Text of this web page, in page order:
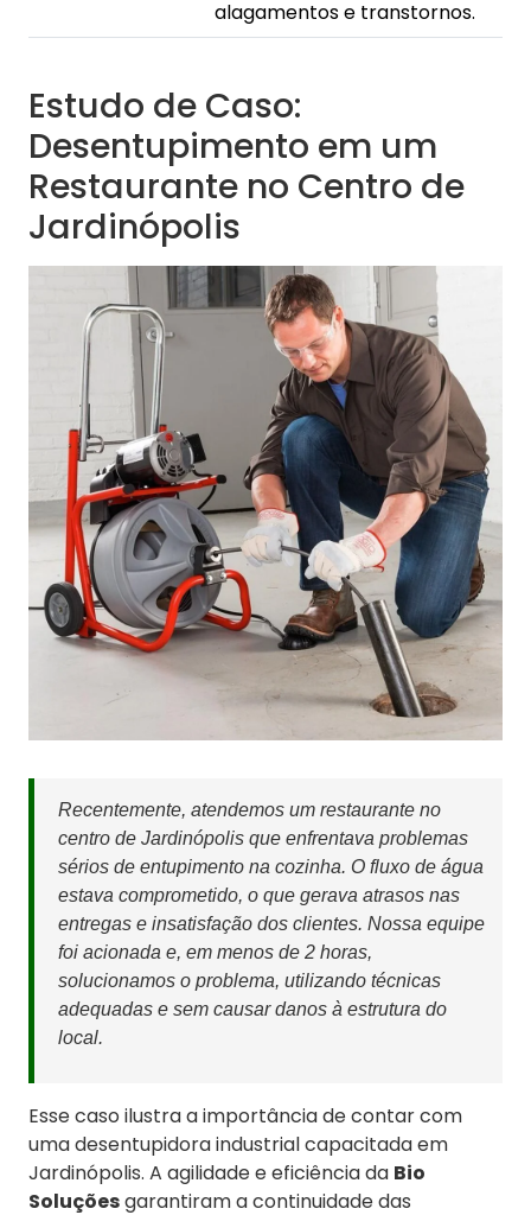
alagamentos e transtornos.
Estudo de Caso:
Desentupimento em um
Restaurante no Centro de
Jardinópolis
Recentemente, atendemos um restaurante no
centro de Jardinópolis que enfrentava problemas
sérios de entupimento na cozinha. O fluxo de água
estava comprometido, o que gerava atrasos nas
entregas e insatisfação dos clientes. Nossa equipe
foi acionada e, em menos de 2 horas,
solucionamos o problema, utilizando técnicas
adequadas e sem causar danos à estrutura do
local.
Esse caso ilustra a importância de contar com
uma desentupidora industrial capacitada em
Jardinópolis. A agilidade e eficiência da Bio
Soluçõesgarantiram a continuidade das